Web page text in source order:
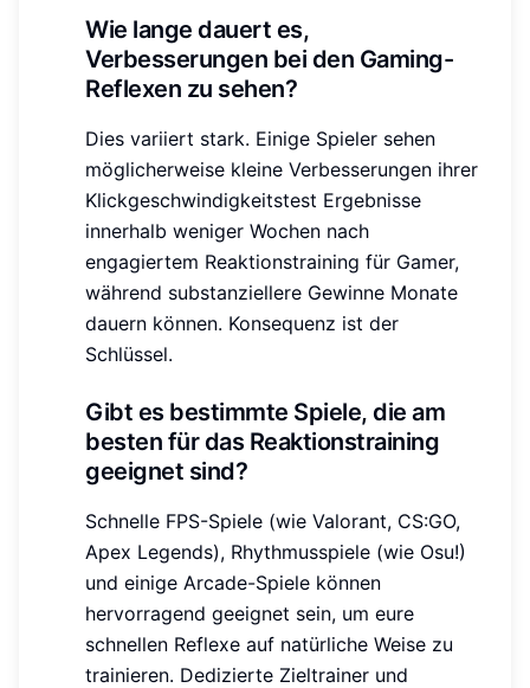
Wie lange dauert es,
Verbesserungen bei den Gaming-
Reflexen zu sehen?
Dies variiert stark. Einige Spieler sehen
möglicherweise kleine Verbesserungen ihrer
Klickgeschwindigkeitstest Ergebnisse
innerhalb weniger Wochen nach
engagiertem Reaktionstraining für Gamer,
während substanziellere Gewinne Monate
dauern können. Konsequenz ist der
Schlüssel.
Gibt es bestimmte Spiele, die am
besten für das Reaktionstraining
geeignet sind?
Schnelle FPS-Spiele (wie Valorant, CS:GO,
Apex Legends), Rhythmusspiele (wie Osu!)
und einige Arcade-Spiele können
hervorragend geeignet sein, um eure
schnellen Reflexe auf natürliche Weise zu
trainieren. Dedizierte Zieltrainer und